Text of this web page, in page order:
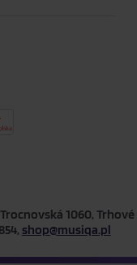
1060, Trhové
shop@musiqa.pl